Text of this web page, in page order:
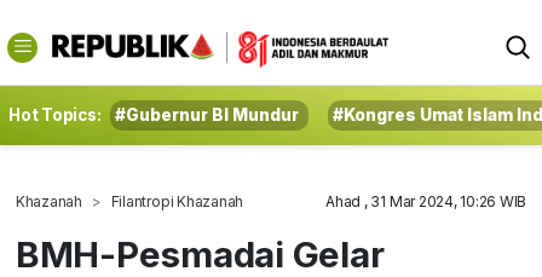
Hot Topics: #Gubernur BI Mundur #Kongres Umat Islam
Khazanah Filantropi Khazanah Ahad , 31 Mar 2024, 10:26 WIB
BMH-Pesmadai Gelar